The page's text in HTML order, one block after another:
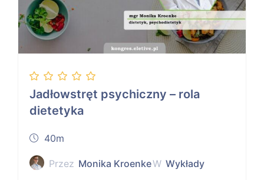
Jadłowstręt psychiczny – rola
dietetyka
40m
Przez Monika KroenkeW Wykłady